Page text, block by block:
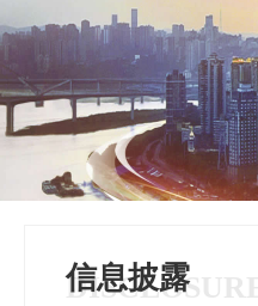
信息披露
DISCLOSURE